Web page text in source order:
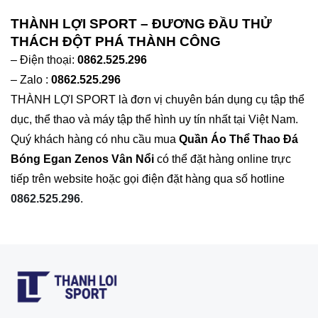
THÀNH LỢI SPORT – ĐƯƠNG ĐẦU THỬ
THÁCH ĐỘT PHÁ THÀNH CÔNG
– Điện thoại: 0862.525.296
– Zalo : 0862.525.296
THÀNH LỢI SPORT là đơn vị chuyên bán dụng cụ tập thể
dục, thể thao và máy tập thể hình uy tín nhất tại Việt Nam.
Quý khách hàng có nhu cầu mua Quần Áo Thể Thao Đá
Bóng Egan Zenos Vân Nổi có thể đặt hàng online trực
tiếp trên website hoặc gọi điện đặt hàng qua số hotline
0862.525.296.